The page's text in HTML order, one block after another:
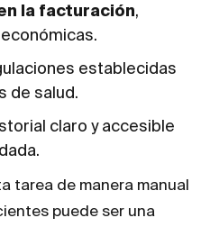
la facturación,
establecidas
de salud.
claro y accesible
tarea de manera manual
puede ser una